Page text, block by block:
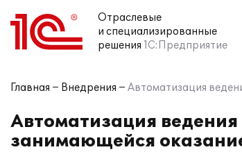
Отраслевые
и специализированные
решения 1С:Предприятие
Главная Внедрения Автоматизация
Автоматизация
занимающейся